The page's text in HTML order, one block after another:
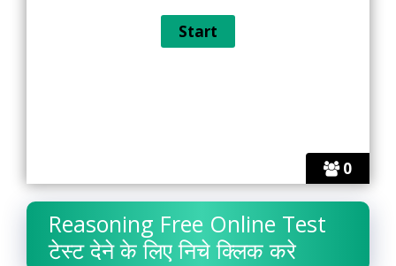
0
Reasoning Free Online Test
टेस्ट देने के लिए निचे क्लिक करे